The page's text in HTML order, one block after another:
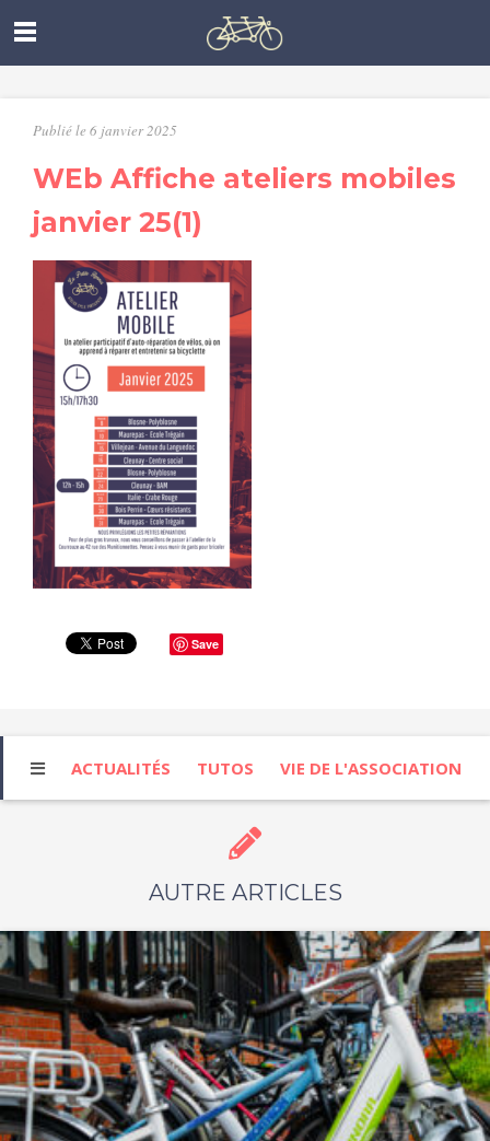
Publié le 6 janvier 2025
WEb Affiche ateliers mobiles
janvier 25(1)
Save
ACTUALITÉS TUTOS VIE DE L'ASSOCIATION
AUTRE ARTICLES